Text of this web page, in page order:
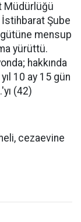
Müdürlüğü
Şube
mensup
yürüttü.
hakkında
10 ay 15 gün
(42)
cezaevine